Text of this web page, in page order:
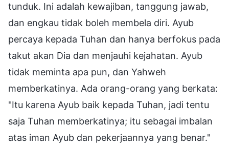
tunduk. Ini adalah kewajiban, tanggung jawab,
dan engkau tidak boleh membela diri. Ayub
percaya kepada Tuhan dan hanya berfokus pada
takut akan Dia dan menjauhi kejahatan. Ayub
tidak meminta apa pun, dan Yahweh
memberkatinya. Ada orang-orang yang berkata:
"Itu karena Ayub baik kepada Tuhan, jadi tentu
saja Tuhan memberkatinya; itu sebagai imbalan
atas iman Ayub dan pekerjaannya yang benar."